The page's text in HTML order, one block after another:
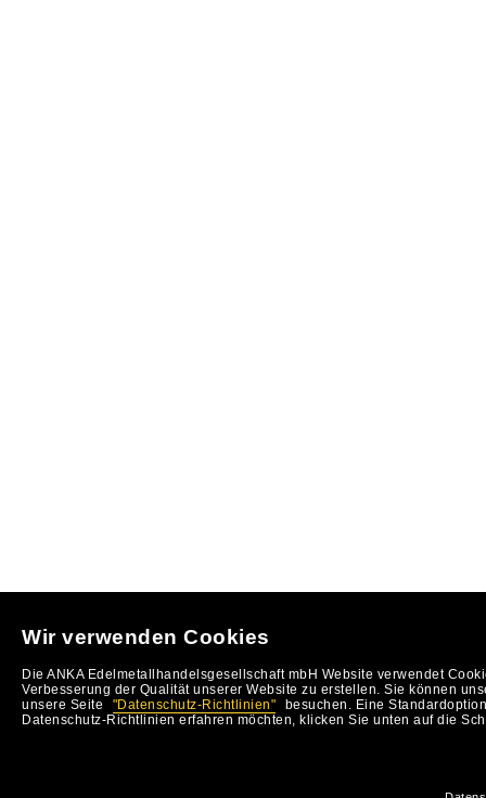
Wir verwenden Cookies
Die ANKA Edelmetallhandelsgesellschaft mbH Website verwendet
Verbesserung der Qualität unserer Website zu erstellen. Sie können
unsere Seite
"Datenschutz-Richtlinien"
besuchen. Eine
Datenschutz-Richtlinien erfahren möchten, klicken Sie unten auf die